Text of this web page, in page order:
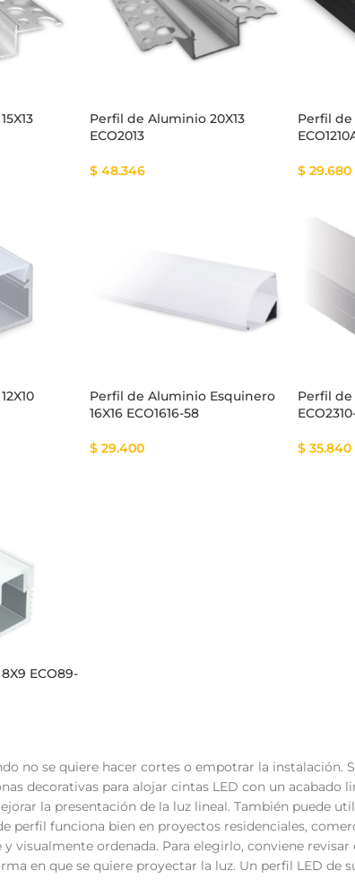
Perfil de Aluminio 20X13
ECO2013
$48.346
Perfil de
$29.680
Perfil de Aluminio Esquinero
16X16 ECO1616-58
$29.400
Perfil de
$35.840
ECO89-
no se quiere hacer cortes o empotrar la instalación.
decorativas para alojar cintas LED con un acabado
la presentación de la luz lineal. También puede
perfil funciona bien en proyectos residenciales,
visualmente ordenada. Para elegirlo, conviene revisar
en que se quiere proyectar la luz. Un perfil LED de